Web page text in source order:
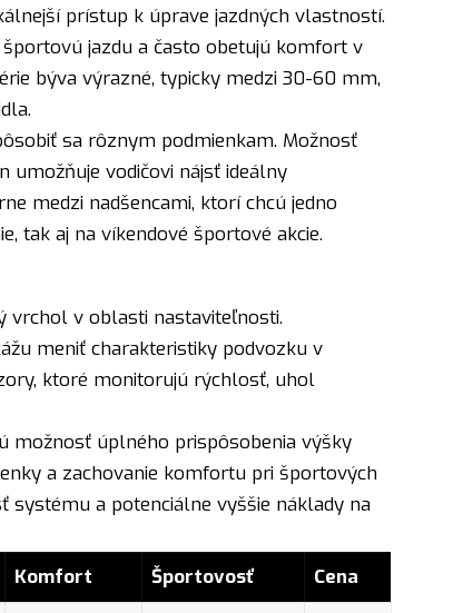
prístup k úprave jazdných vlastností.
jazdu a často obetujú komfort v
býva výrazné, typicky medzi 30-60 mm,
sa rôznym podmienkam. Možnosť
umožňuje vodičovi nájsť ideálny
medzi nadšencami, ktorí chcú jedno
tak aj na víkendové športové akcie.
vrchol v oblasti nastaviteľnosti.
meniť charakteristiky podvozku v
ktoré monitorujú rýchlosť, uhol
možnosť úplného prispôsobenia výšky
a zachovanie komfortu pri športových
systému a potenciálne vyššie náklady na
Komfort Športovosť
Cena